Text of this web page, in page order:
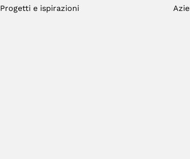
Progetti e ispirazioni